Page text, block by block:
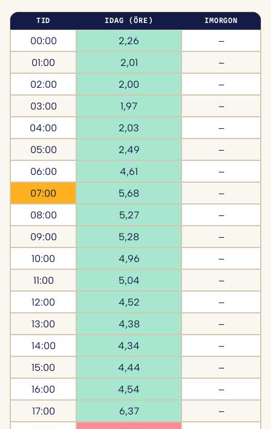
TID IDAG (ÖRE) IMORGON
00:00 2,26
–
01:00
2,01
–
02:00
2,00
–
03:00
1,97
–
04:00
2,03
–
05:00
2,49
–
06:00
4,61
–
07:00
5,68
–
08:00
5,27
–
09:00
5,28
–
10:00
4,96
–
11:00
5,04
–
12:00
4,52
–
13:00
4,38
–
14:00
4,34
–
15:00
4,44
–
16:00
4,54
–
17:00
6,37
–